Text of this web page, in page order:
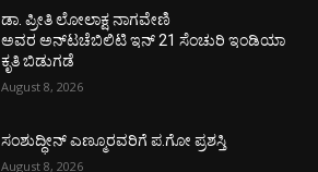
ಡಾ. ಪ್ರೀತಿ ಲೋಲಾಕ್ಷ ನಾಗವೇಣಿ
ಅವರ ಅನ್‌ಟಚೆಬಿಲಿಟಿ ಇನ್ 21 ಸೆಂಚುರಿ ಇಂಡಿಯಾ
ಕೃತಿ ಬಿಡುಗಡೆ
August 8, 2026
ಸಂಶುದ್ಧೀನ್ ಎಣ್ಮೂರವರಿಗೆ ಪ.ಗೋ ಪ್ರಶಸ್ತಿ
August 8, 2026